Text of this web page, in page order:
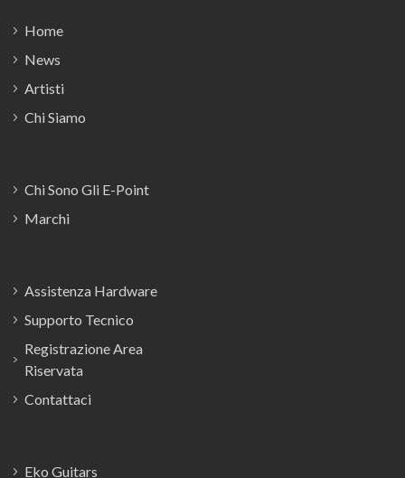
Home
News
Artisti
Chi Siamo
Chi Sono Gli E-Point
Marchi
Assistenza Hardware
Supporto Tecnico
Registrazione Area
Riservata
Contattaci
Eko Guitars